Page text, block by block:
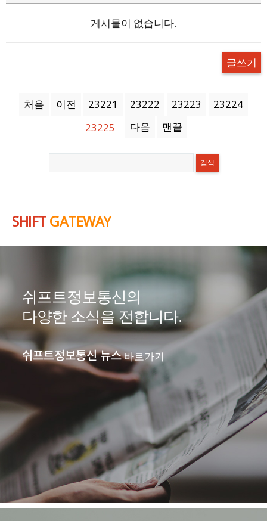
게시물이 없습니다.
글쓰기
처음 이전 23221 23222 23223
23224
23225
다음 맨끝
SHIFTGATEWAY
쉬프트정보통신의
다양한 소식을 전합니다.
쉬프트정보통신 뉴스바로가기